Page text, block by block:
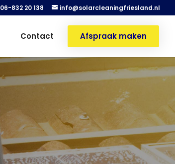
06-832 20 138 info@solarcleaningfriesland.nl
Contact Afspraak maken